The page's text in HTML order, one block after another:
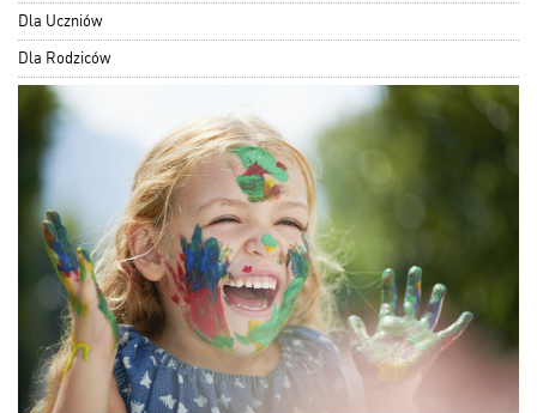
Dla Uczniów
Dla Rodziców